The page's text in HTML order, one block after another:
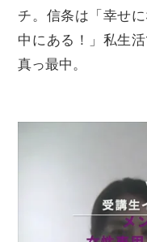
チ。信条は「幸せ
中にある！」私生
真っ最中。